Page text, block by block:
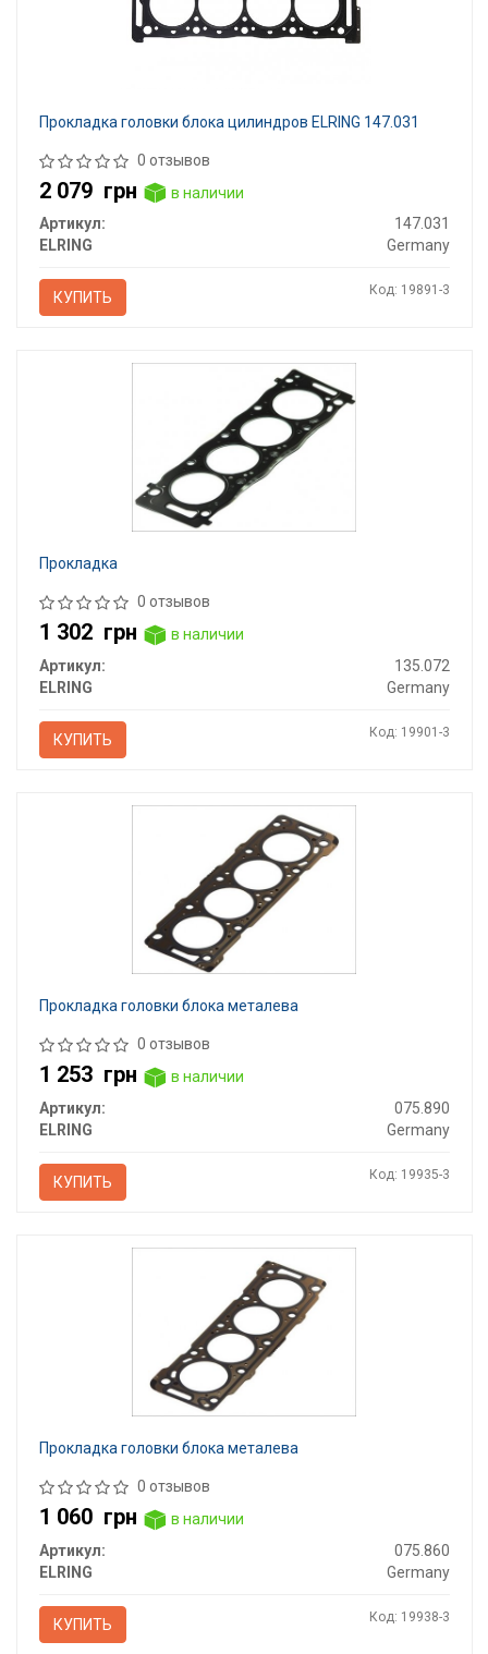
Прокладка головки блока цилиндров ELRING 147.031
0 отзывов
2 079 грн
в наличии
Артикул:
147.031
ELRING
Germany
КУПИТЬ Код: 19891-3
Прокладка
0 отзывов
1 302 грн
в наличии
Артикул:
135.072
ELRING
Germany
КУПИТЬ Код: 19901-3
Прокладка головки блока металева
0 отзывов
1 253 грн
в наличии
Артикул:
075.890
ELRING
Germany
КУПИТЬ Код: 19935-3
Прокладка головки блока металева
0 отзывов
1 060 грн
в наличии
Артикул:
075.860
ELRING
Germany
КУПИТЬ Код: 19938-3